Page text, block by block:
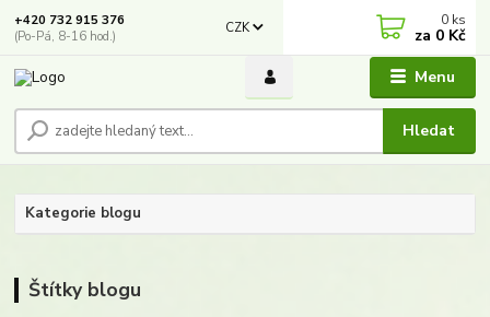
Menu
CZK
Hledat
+420 732 915 376
(Po-Pá, 8-16 hod.)
0 ks
za 0 Kč
Kategorie blogu
Štítky blogu